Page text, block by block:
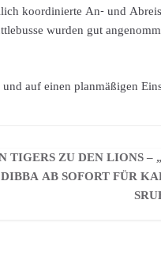
koordinierte An- und
wurden gut
auf einen planmäßigen
TIGERS ZU DEN LIONS –
AB SOFORT FÜR